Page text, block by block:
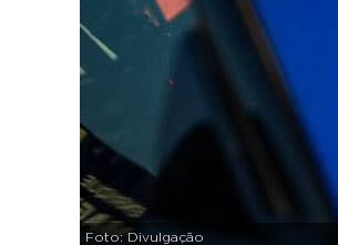
Foto: Divulgação